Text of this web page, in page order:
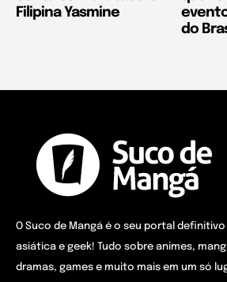
Filipina Yasmine
do
O Suco de Mangá é o seu portal
asiática e geek! Tudo sobre animes,
dramas, games e muito mais em um só